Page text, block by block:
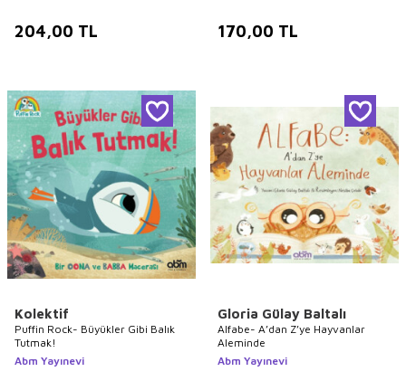
204,00 TL 170,00 TL
Kolektif
Puffin Rock- Büyükler Gibi Balık
Tutmak!
Abm Yayınevi
Gloria Gülay Baltalı
Alfabe- A’dan Z’ye Hayvanlar
Aleminde
Abm Yayınevi